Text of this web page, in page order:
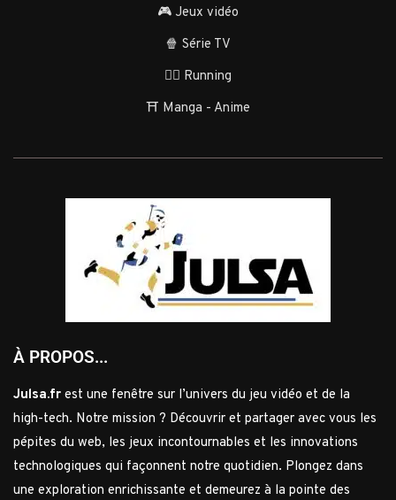
🎮 Jeux vidéo
🍿 Série TV
🏃‍♂️ Running
⛩️ Manga - Anime
À PROPOS...
Julsa.fr est une fenêtre sur l’univers du jeu vidéo et de la
high-tech. Notre mission ? Découvrir et partager avec vous les
pépites du web, les jeux incontournables et les innovations
technologiques qui façonnent notre quotidien. Plongez dans
une exploration enrichissante et demeurez à la pointe des